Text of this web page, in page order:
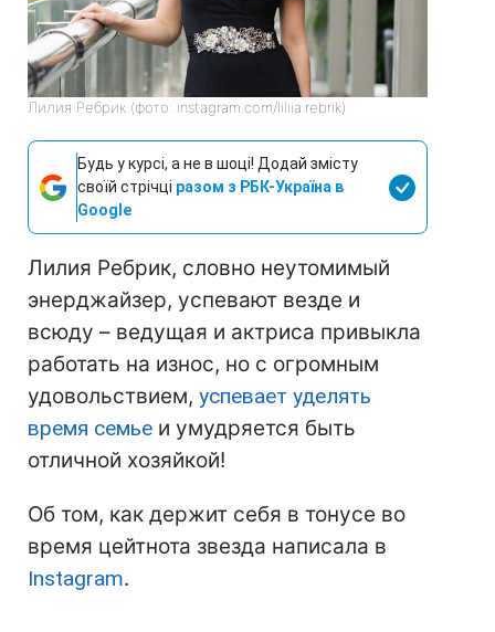
Лилия Ребрик (фото: instagram.com/liliia.rebrik)
Будь у курсі, а не в шоці! Додай змісту
своїй стрічці разом з РБК-Україна в
Google
Лилия Ребрик, словно неутомимый
энерджайзер, успевают везде и
всюду – ведущая и актриса привыкла
работать на износ, но с огромным
удовольствием, успевает уделять
время семье и умудряется быть
отличной хозяйкой!
Об том, как держит себя в тонусе во
время цейтнота звезда написала в
Instagram.